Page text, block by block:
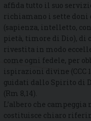
affida tutto il suo
richiamano i sette doni
(sapienza, intelletto,
pietà, timore di Dio), di
rivestita in modo
come ogni fedele, per
ispirazioni divine (CCC
guidati dallo Spirito di
(Rm 8,14).
L’albero che
costituisce chiaro